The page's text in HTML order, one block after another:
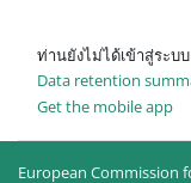
ท่านยังไม่ได้เข้าสู่ระบ
Data retention
Get the mobile app
European Commission